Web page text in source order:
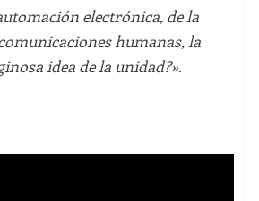
electrónica, de la
humanas, la
idea de la unidad?».